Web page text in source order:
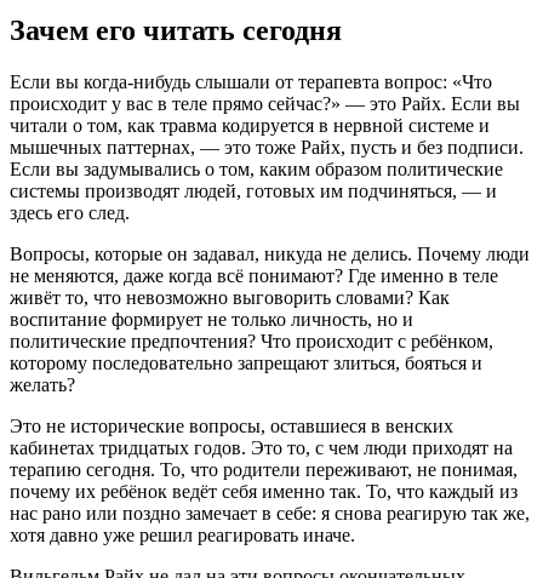
Зачем его читать сегодня
Если вы когда-нибудь слышали от терапевта вопрос: «Что
происходит у вас в теле прямо сейчас?» — это Райх. Если вы
читали о том, как травма кодируется в нервной системе и
мышечных паттернах, — это тоже Райх, пусть и без подписи.
Если вы задумывались о том, каким образом политические
системы производят людей, готовых им подчиняться, — и
здесь его след.
Вопросы, которые он задавал, никуда не делись. Почему люди
не меняются, даже когда всё понимают? Где именно в теле
живёт то, что невозможно выговорить словами? Как
воспитание формирует не только личность, но и
политические предпочтения? Что происходит с ребёнком,
которому последовательно запрещают злиться, бояться и
желать?
Это не исторические вопросы, оставшиеся в венских
кабинетах тридцатых годов. Это то, с чем люди приходят на
терапию сегодня. То, что родители переживают, не понимая,
почему их ребёнок ведёт себя именно так. То, что каждый из
нас рано или поздно замечает в себе: я снова реагирую так же,
хотя давно уже решил реагировать иначе.